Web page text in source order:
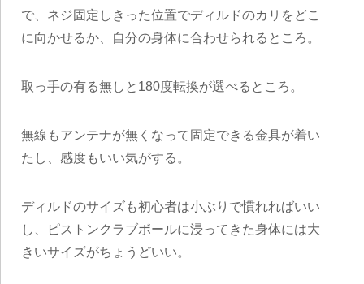
で、ネジ固定しきった位置でディルドのカリをどこ
に向かせるか、自分の身体に合わせられるところ。
取っ手の有る無しと180度転換が選べるところ。
無線もアンテナが無くなって固定できる金具が着い
たし、感度もいい気がする。
ディルドのサイズも初心者は小ぶりで慣れればいい
し、ピストンクラブボールに浸ってきた身体には大
きいサイズがちょうどいい。